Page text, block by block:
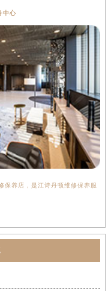
中心
保养店，是江诗丹顿维修保养服